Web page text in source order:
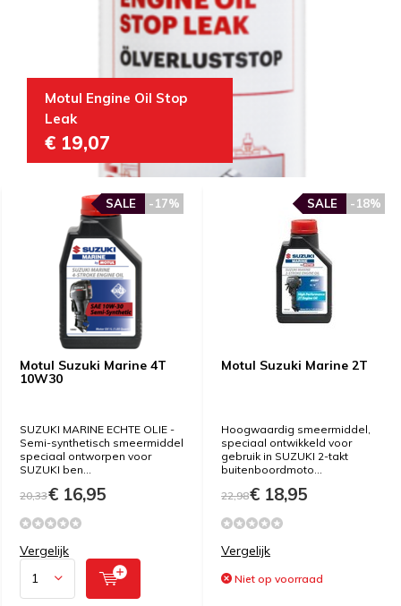
Motul Engine Oil Stop
Leak
€ 19,07
Motul Suzuki Marine 4T
10W30
-17%
SALE
SUZUKI MARINE ECHTE OLIE -
Semi-synthetisch smeermiddel
speciaal ontworpen voor
SUZUKI ben...
20,33€ 16,95
Vergelijk
Motul Suzuki Marine 2T
-18%
SALE
Hoogwaardig smeermiddel,
speciaal ontwikkeld voor
gebruik in SUZUKI 2-takt
buitenboordmoto...
22,98€ 18,95
Vergelijk
Niet op voorraad